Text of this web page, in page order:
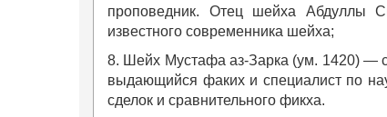
проповедник. Отец шейха Абдуллы
известного современника шейха;
8. Шейх Мустафа аз-Зарка (ум. 1420) —
выдающийся факих и специалист по
сделок и сравнительного фикха.